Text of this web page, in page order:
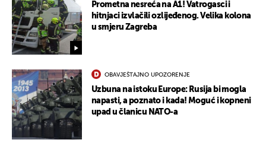
Prometna nesreća na A1! Vatrogasci i
hitnjaci izvlačili ozlijeđenog. Velika kolona
u smjeru Zagreba
OBAVJEŠTAJNO UPOZORENJE
Uzbuna na istoku Europe: Rusija bi mogla
napasti, a poznato i kada! Moguć i kopneni
upad u članicu NATO-a